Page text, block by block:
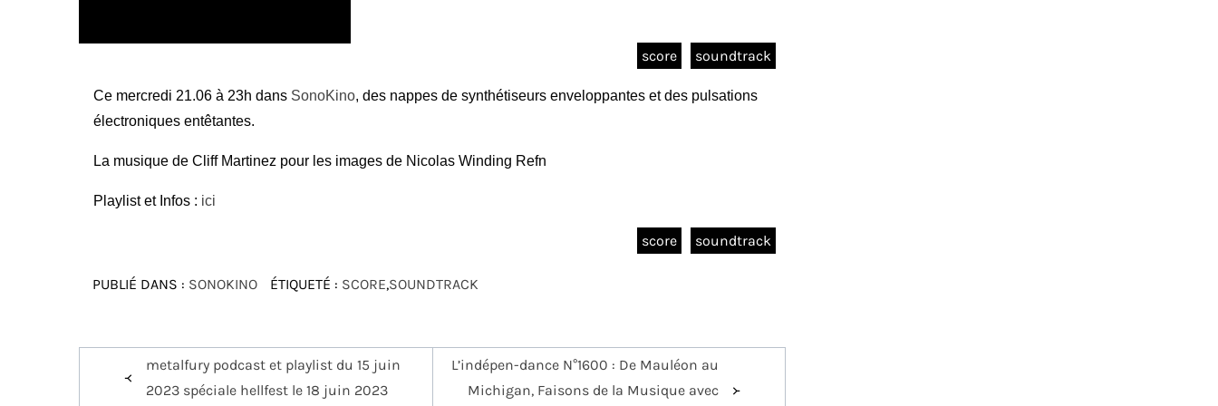
score soundtrack
Ce mercredi 21.06 à 23h dans SonoKino, des nappes de synthétiseurs enveloppantes et des pulsations
électroniques entêtantes.
La musique de Cliff Martinez pour les images de Nicolas Winding Refn
Playlist et Infos : ici
score soundtrack
PUBLIÉ DANS : SONOKINO ÉTIQUETÉ : SCORE,SOUNDTRACK
Navigation
metalfury podcast et playlist du 15 juin
2023 spéciale hellfest le 18 juin 2023
L’indépen-dance N°1600 : De Mauléon au
Michigan, Faisons de la Musique avec